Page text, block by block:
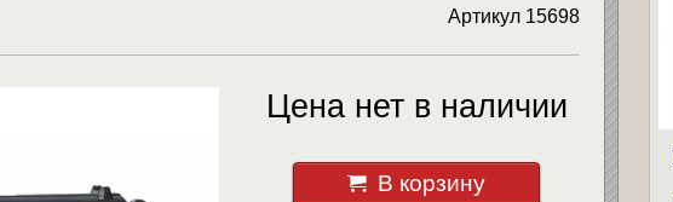
Артикул 15698
Цена нет в наличии
В корзину